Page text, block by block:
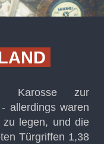
Karosse zur
allerdings waren
legen, und die
Türgriffen 1,38